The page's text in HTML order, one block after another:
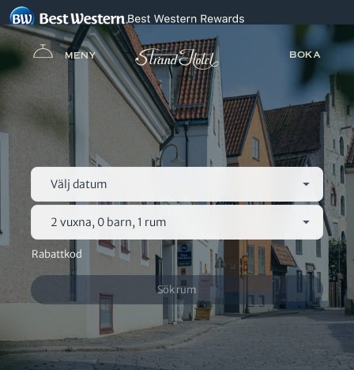
MENY BOKA
Välj datum
2 vuxna, 0 barn, 1 rum
Rabattkod
Sök rum